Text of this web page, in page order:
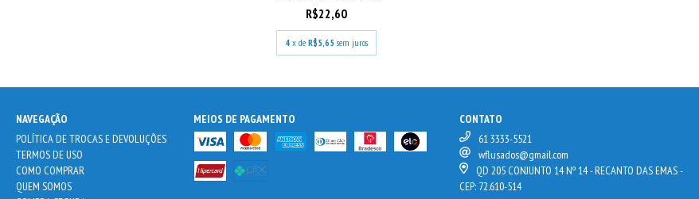
R$22,60
4 x de R$5,65 sem juros
NAVEGAÇÃO
POLÍTICA DE TROCAS E DEVOLUÇÕES
TERMOS DE USO
COMO COMPRAR
QUEM SOMOS
MEIOS DE PAGAMENTO
CONTATO
61 3333-5521
wflusados@gmail.com
QD 205 CONJUNTO 14 Nº 14 - RECANTO DAS EMAS -
CEP: 72.610-514